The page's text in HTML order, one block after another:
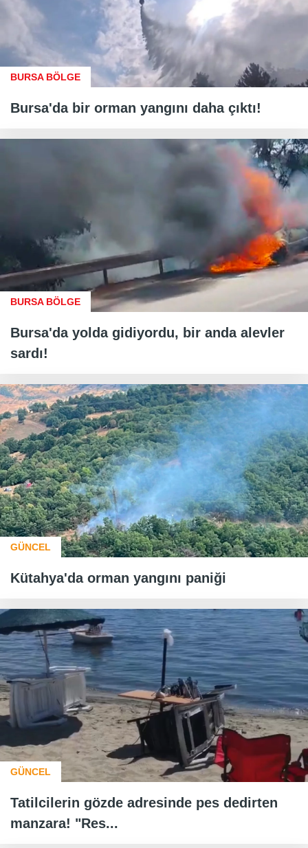
BURSA BÖLGE
Bursa'da bir orman yangını daha çıktı!
BURSA BÖLGE
Bursa'da yolda gidiyordu, bir anda alevler
sardı!
GÜNCEL
Kütahya'da orman yangını paniği
GÜNCEL
Tatilcilerin gözde adresinde pes dedirten
manzara! "Res...